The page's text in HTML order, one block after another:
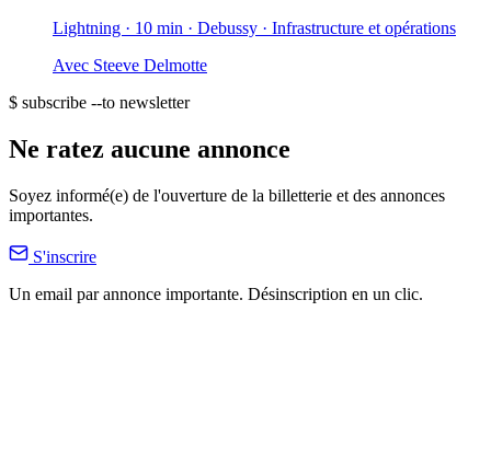
Lightning · 10 min · Debussy · Infrastructure et opérations
Avec Steeve Delmotte
$ subscribe --to newsletter
Ne ratez aucune annonce
Soyez informé(e) de l'ouverture de la billetterie et des annonces
importantes.
S'inscrire
Un email par annonce importante. Désinscription en un clic.